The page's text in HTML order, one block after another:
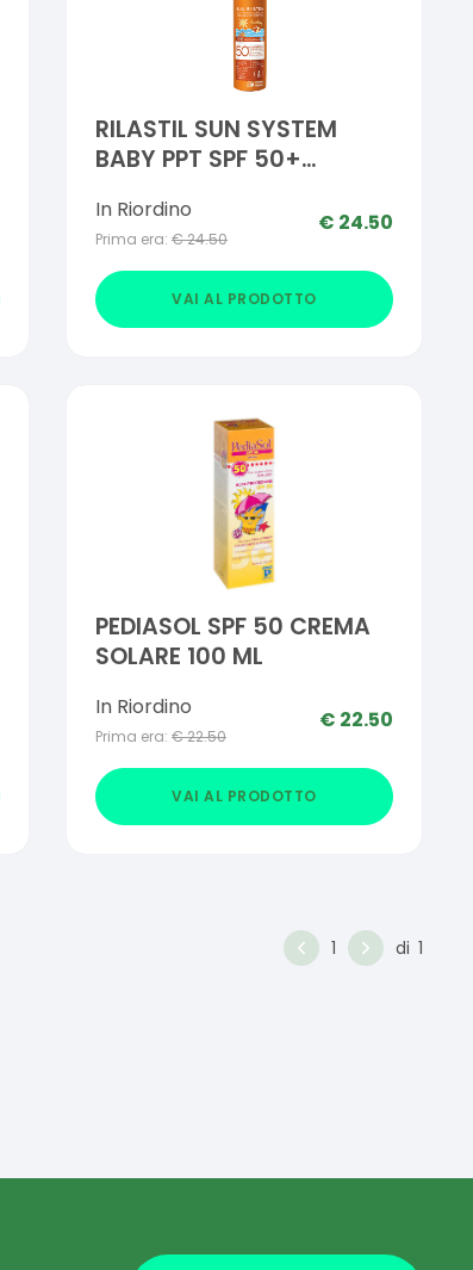
RILASTIL SUN SYSTEM
BABY PPT SPF 50+
In Riordino
Prima era: €24.50
€ 24.50
VAI AL PRODOTTO
PEDIASOL SPF 50 CREMA
SOLARE 100 ML
In Riordino
Prima era: €22.50
€ 22.50
VAI AL PRODOTTO
1 di 1